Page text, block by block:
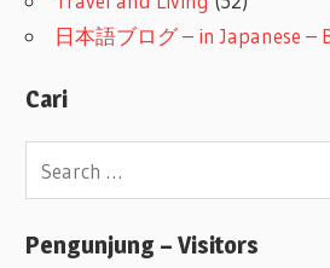
日本語ブログ – in Japanese –
Cari
Pengunjung – Visitors